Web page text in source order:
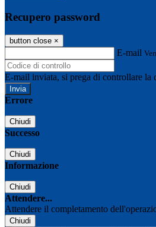
Recupero password
button close ×
E-mail
E-mail inviata, si prega di controllare la
Errore
Chiudi
Successo
Chiudi
Informazione
Chiudi
Attendere...
Attendere il completamento
Chiudi